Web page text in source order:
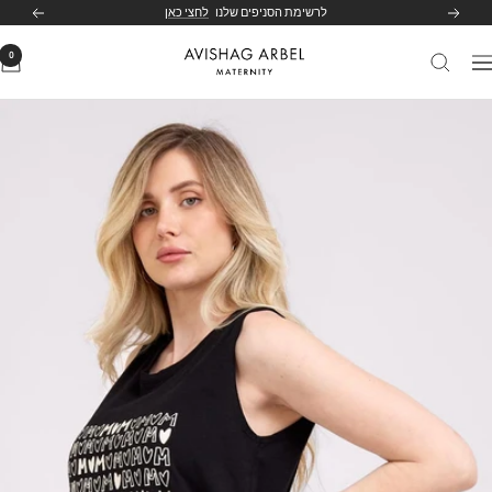
הקודם לרשימת הסניפים שלנו לחצי כאן הבא
ניווט
Avishag
0